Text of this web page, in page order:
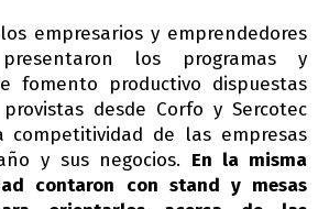
empresarios y emprendedores
los programas y
fomento productivo dispuestas
desde Corfo y Sercotec
competitividad de las empresas
y sus negocios. En la misma
contaron con stand y mesas